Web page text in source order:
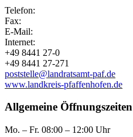
Telefon:
Fax:
E-Mail:
Internet:
+49 8441 27-0
+49 8441 27-271
poststelle@landratsamt-paf.de
www.landkreis-pfaffenhofen.de
Allgemeine Öffnungszeiten
Mo. – Fr. 08:00 – 12:00 Uhr